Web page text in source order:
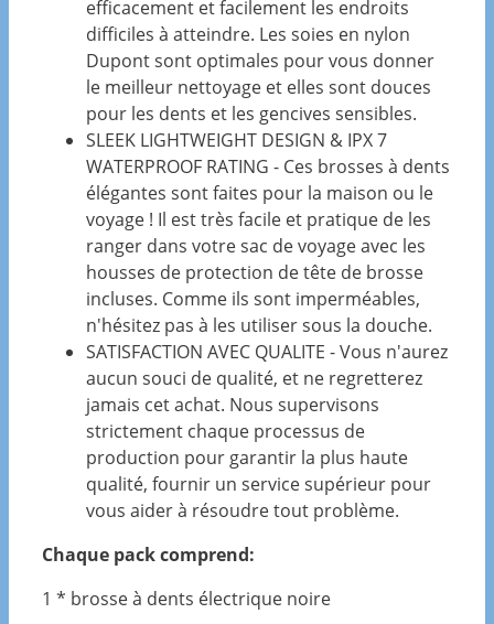
efficacement et facilement les endroits
difficiles à atteindre. Les soies en nylon
Dupont sont optimales pour vous donner
le meilleur nettoyage et elles sont douces
pour les dents et les gencives sensibles.
SLEEK LIGHTWEIGHT DESIGN & IPX 7
WATERPROOF RATING - Ces brosses à dents
élégantes sont faites pour la maison ou le
voyage ! Il est très facile et pratique de les
ranger dans votre sac de voyage avec les
housses de protection de tête de brosse
incluses. Comme ils sont imperméables,
n'hésitez pas à les utiliser sous la douche.
SATISFACTION AVEC QUALITE - Vous n'aurez
aucun souci de qualité, et ne regretterez
jamais cet achat. Nous supervisons
strictement chaque processus de
production pour garantir la plus haute
qualité, fournir un service supérieur pour
vous aider à résoudre tout problème.
Chaque pack comprend:
1 * brosse à dents électrique noire